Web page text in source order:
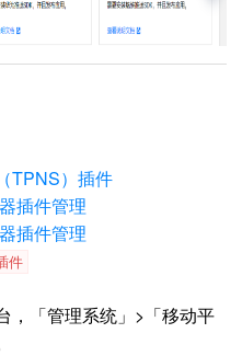
TPNS）插件
插件管理
插件管理
件
，「管理系统」>「移动平